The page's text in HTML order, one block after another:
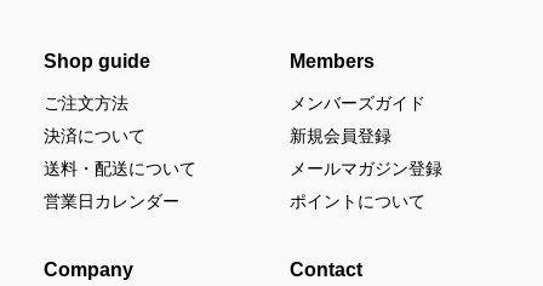
Shop guide
ご注文方法
決済について
送料・配送について
営業日カレンダー
Members
メンバーズガイド
新規会員登録
メールマガジン登録
ポイントについて
Company Contact